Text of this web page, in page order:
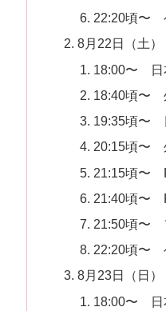
22:20頃〜
8月22日（土）
18:00〜 日
18:40頃〜
19:35頃〜
20:15頃〜
21:15頃〜
21:40頃〜
21:50頃〜
22:20頃〜
8月23日（日）
18:00〜 日